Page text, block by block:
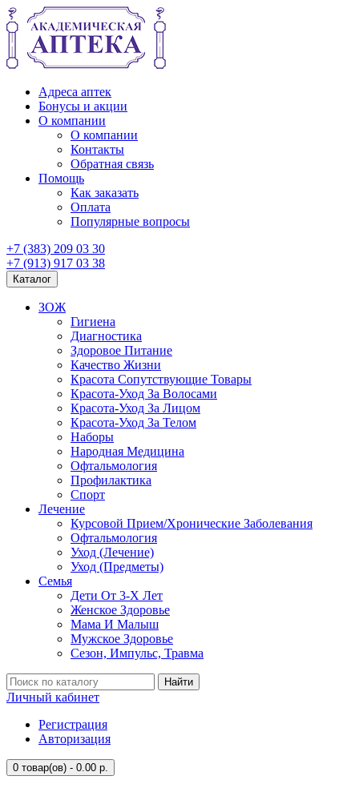
Адреса аптек
Бонусы и акции
О компании
О компании
Контакты
Обратная связь
Помощь
Как заказать
Оплата
Популярные вопросы
+7 (383) 209 03 30
+7 (913) 917 03 38
Каталог
ЗОЖ
Гигиена
Диагностика
Здоровое Питание
Качество Жизни
Красота Сопутствующие Товары
Красота-Уход За Волосами
Красота-Уход За Лицом
Красота-Уход За Телом
Наборы
Народная Медицина
Офтальмология
Профилактика
Спорт
Лечение
Курсовой Прием/Хронические Заболевания
Офтальмология
Уход (Лечение)
Уход (Предметы)
Семья
Дети От 3-Х Лет
Женское Здоровье
Мама И Малыш
Мужское Здоровье
Сезон, Импульс, Травма
Найти
Личный кабинет
Регистрация
Авторизация
0 товар(ов) - 0.00 р.